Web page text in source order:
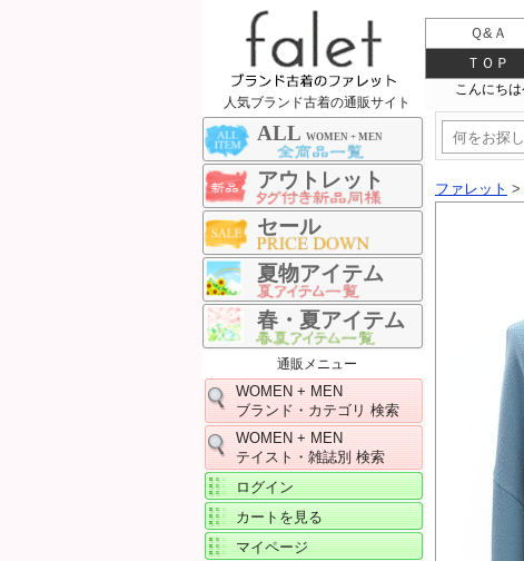
人気ブランド古着の通販サイト
ALL WOMEN + MEN
アウトレット
セール
夏物アイテム
春・夏アイテム
通販メニュー
WOMEN + MEN
ブランド・カテゴリ 検索
WOMEN + MEN
テイスト・雑誌別 検索
ログイン
カートを見る
マイページ
ファレット >
Ｑ&Ａ
ＴＯＰ